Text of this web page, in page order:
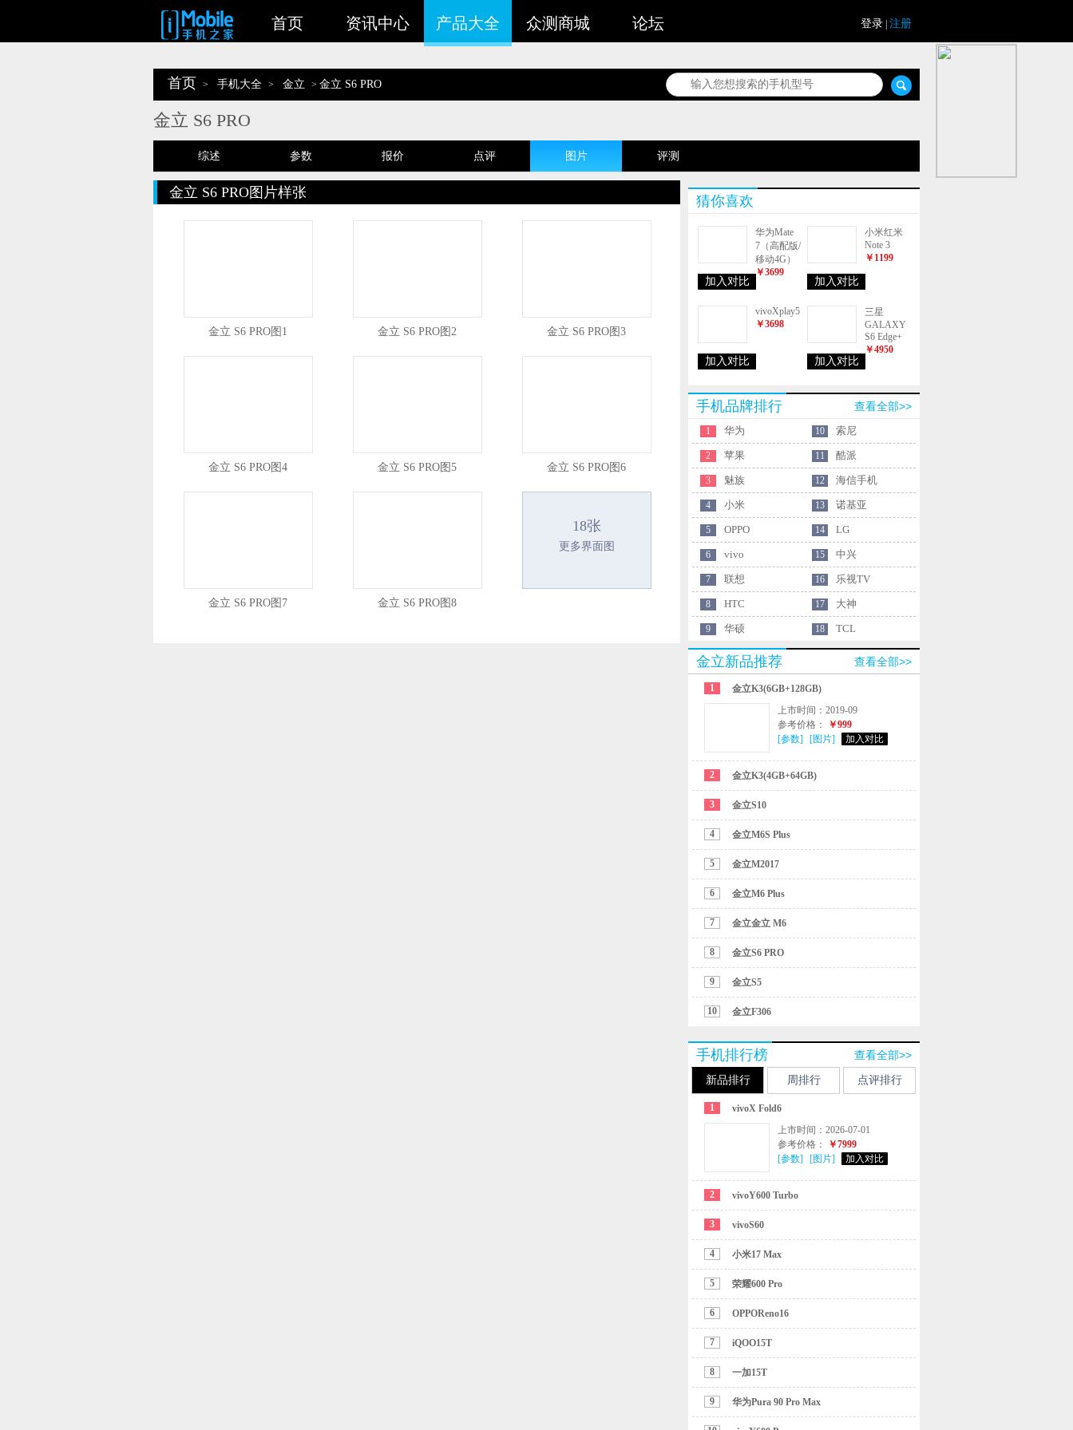
登录 注册
首页 资讯中心 产品大全 众测商城 论坛
首页 > 手机大全 > 金立 > 金立 S6 PRO
金立 S6 PRO
综述 参数 报价 点评 图片 评测
金立 S6 PRO图片样张
金立 S6 PRO图1 金立 S6 PRO图2 金立 S6 PRO图3
金立 S6 PRO图4 金立 S6 PRO图5 金立 S6 PRO图6
金立 S6 PRO图7 金立 S6 PRO图8
18张
更多界面图
猜你喜欢
华为Mate
7（高配版/
移动4G）
￥3699
加入对比
小米红米
Note 3
￥1199
加入对比
vivoXplay5
￥3698
加入对比
三星
GALAXY
S6 Edge+
￥4950
加入对比
查看全部>>
手机品牌排行
1 华为 10 索尼
2 苹果 11 酷派
3 魅族 12 海信手机
4 小米 13 诺基亚
5 OPPO 14 LG
6 vivo 15 中兴
7 联想 16 乐视TV
8 HTC 17 大神
9 华硕 18 TCL
查看全部>>
金立新品推荐
1
金立K3(6GB+128GB)
上市时间：2019-09
参考价格：
￥999
[参数]
[图片] 加入对比
2 金立K3(4GB+64GB)
3 金立S10
4 金立M6S Plus
5 金立M2017
6 金立M6 Plus
7 金立金立 M6
8 金立S6 PRO
9 金立S5
10 金立F306
查看全部>>
手机排行榜
新品排行 周排行 点评排行
1
vivoX Fold6
上市时间：2026-07-01
参考价格：
￥7999
[参数]
[图片] 加入对比
2 vivoY600 Turbo
3 vivoS60
4 小米17 Max
5 荣耀600 Pro
6 OPPOReno16
7 iQOO15T
8 一加15T
9 华为Pura 90 Pro Max